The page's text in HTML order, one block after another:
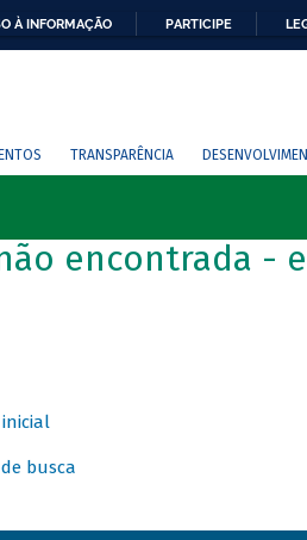
À INFORMAÇÃO PARTICIPE
TRANSPARÊNCIA
encontrada -
busca